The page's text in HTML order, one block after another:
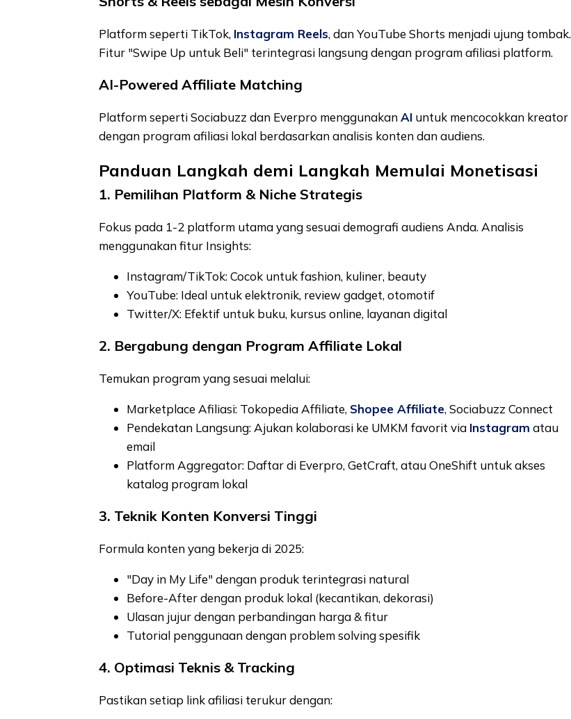
Platform seperti TikTok, Instagram Reels, dan YouTube Shorts menjadi ujung tombak.
Fitur "Swipe Up untuk Beli" terintegrasi langsung dengan program afiliasi platform.
AI-Powered Affiliate Matching
Platform seperti Sociabuzz dan Everpro menggunakanAI untuk mencocokkan kreator
dengan program afiliasi lokal berdasarkan analisis konten dan audiens.
Panduan Langkah demi Langkah Memulai Monetisasi
1. Pemilihan Platform & Niche Strategis
Fokus pada 1-2 platform utama yang sesuai demografi audiens Anda. Analisis
menggunakan fitur Insights:
Instagram/TikTok: Cocok untuk fashion, kuliner, beauty
YouTube: Ideal untuk elektronik, review gadget, otomotif
Twitter/X: Efektif untuk buku, kursus online, layanan digital
2. Bergabung dengan Program Affiliate Lokal
Temukan program yang sesuai melalui:
Marketplace Afiliasi: Tokopedia Affiliate, Shopee Affiliate, Sociabuzz Connect
Pendekatan Langsung: Ajukan kolaborasi ke UMKM favorit via Instagram atau
email
Platform Aggregator: Daftar di Everpro, GetCraft, atau OneShift untuk akses
katalog program lokal
3. Teknik Konten Konversi Tinggi
Formula konten yang bekerja di 2025:
"Day in My Life" dengan produk terintegrasi natural
Before-After dengan produk lokal (kecantikan, dekorasi)
Ulasan jujur dengan perbandingan harga & fitur
Tutorial penggunaan dengan problem solving spesifik
4. Optimasi Teknis & Tracking
Pastikan setiap link afiliasi terukur dengan: